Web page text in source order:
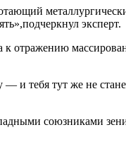
эксперт.
к отражению
и тебя тут же не
союзниками